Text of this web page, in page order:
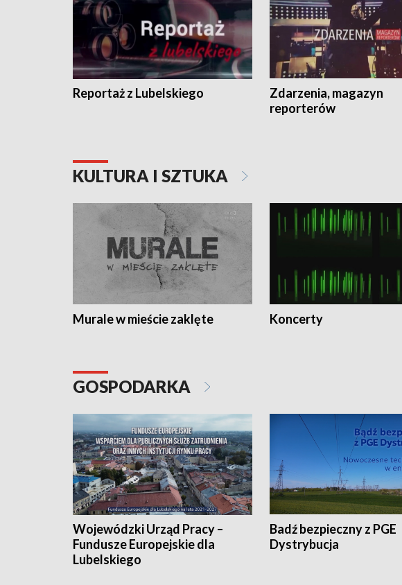
Reportaż z Lubelskiego
Zdarzenia, magazyn
reporterów
KULTURA I SZTUKA
Murale w mieście zaklęte Koncerty
GOSPODARKA
Wojewódzki Urząd Pracy –
Fundusze Europejskie dla
Lubelskiego
Badź bezpieczny z PGE
Dystrybucja